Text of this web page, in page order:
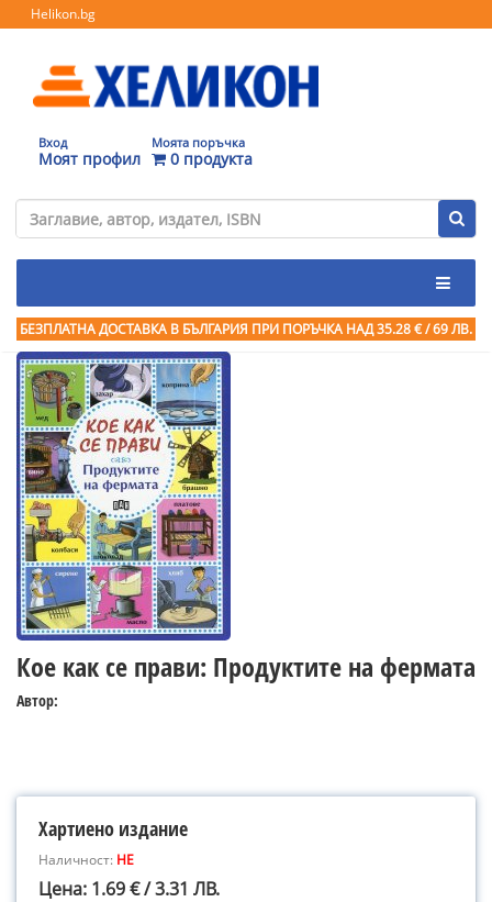
Helikon.bg
Вход
Моят профил
Моята поръчка
0 продукта
БЕЗПЛАТНА ДОСТАВКА В БЪЛГАРИЯ ПРИ ПОРЪЧКА НАД 35.28 € / 69 ЛВ.
Кое как се прави: Продуктите на фермата
Автор:
Хартиено издание
Наличност: НЕ
Цена: 1.69 € / 3.31 ЛВ.